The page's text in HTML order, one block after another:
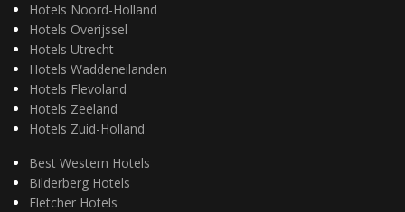
Hotels Noord-Holland
Hotels Overijssel
Hotels Utrecht
Hotels Waddeneilanden
Hotels Flevoland
Hotels Zeeland
Hotels Zuid-Holland
Best Western Hotels
Bilderberg Hotels
Fletcher Hotels